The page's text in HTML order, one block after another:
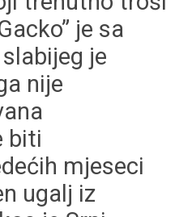
je sa
je
nije
biti
mjeseci
ugalj iz